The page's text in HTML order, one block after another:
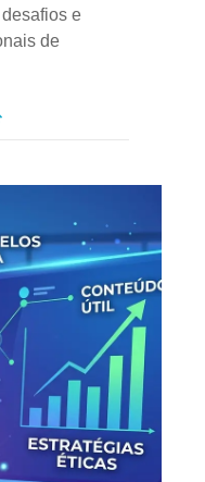
e
de